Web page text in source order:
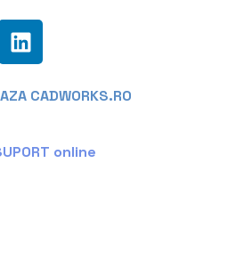
CADWORKS.RO
online